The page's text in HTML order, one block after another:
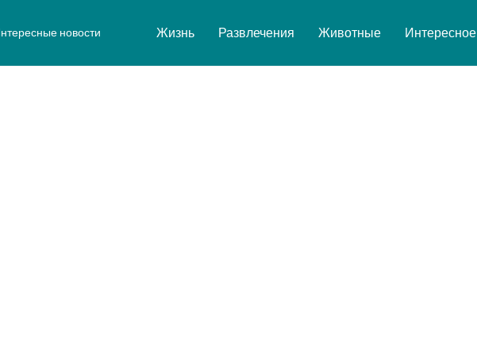
новости Жизнь Развлечения Животные Интересное